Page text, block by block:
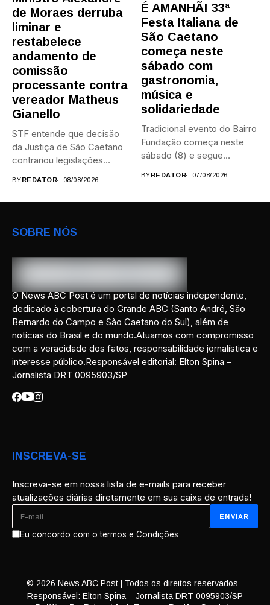
de Moraes derruba
liminar e
restabelece
andamento de
comissão
processante contra
vereador Matheus
Gianello
STF entende que decisão
da Justiça de São Caetano
contrariou legislações
BYREDATOR 08/08/2026
É AMANHÃ! 33ª
Festa Italiana de
São Caetano
começa neste
sábado com
gastronomia,
música e
solidariedade
Tradicional evento do Bairro
Fundação começa neste
sábado (8) e segue
BYREDATOR 07/08/2026
SOBRE NÓS
O News ABC Post é um portal de notícias independente,
dedicado à cobertura do Grande ABC (Santo André, São
Bernardo do Campo e São Caetano do Sul), além de
notícias do Brasil e do mundo.Atuamos com compromisso
com a veracidade dos fatos, responsabilidade jornalística e
interesse público.Responsável editorial: Elton Spina –
Jornalista DRT 0095903/SP
INSCREVA-SE
Inscreva-se em nossa lista de e-mails para receber
atualizações diárias diretamente em sua caixa de entrada!
Eu concordo com o termos e Condições
© 2026 News ABC Post | Todos os direitos reservados -
Responsável: Elton Spina – Jornalista DRT 0095903/SP